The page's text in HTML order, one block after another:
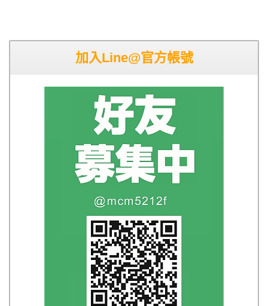
加入Line@官方帳號